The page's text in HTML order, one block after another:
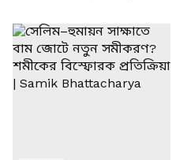
চত্বরে তাণ্ডব